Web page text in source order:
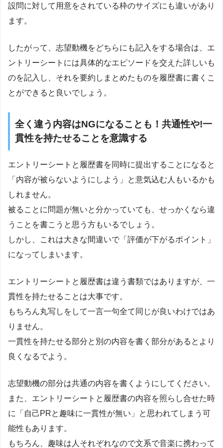
設問に対して用意をされている枠のサイズにも違いがあり
ます。
したがって、志望動機をどちらにも記入をする場合は、エ
ントリーシートには具体的なエピソードを交えた詳しいも
のを記入し、それを要約しまとめたものを履歴書に書くこ
とができると良いでしょう。
全く違う内容はNGになることも！共通性や!一
貫性を持たせることを意識する
エントリーシートと履歴書を同時に提出することになると
「内容が被らないようにしよう」と意気込む人もいるかも
しれません。
被ることに問題が無いと分かっていても、せっかくなら違
うことを書こうと思う方もいるでしょう。
しかし、これは大きな間違いで「評価が下がるポイント」
になってしまいます。
エントリーシートと履歴書は違う書類ではありますが、一
貫性を持たせることは大事です。
もちろん丸写しをして一言一句全て同じが良いわけではあ
りません。
一貫性を持たせる部分と別の内容を書く部分があるとより
良くなるでよう。
志望動機の部分は共通の内容を書くようにしてください。
また、エントリーシートと履歴書の内容を照らし合せた時
に「自己PRと趣味に一貫性が無い」と思われてしまう可
能性もあります。
もちろん、趣味は人それぞれなので文系で音楽に携わって